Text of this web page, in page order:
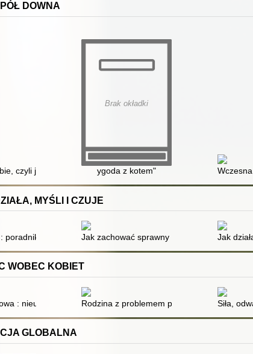
DOWNA
umysłowo, z dziecięcym porażeniem mózgowym,
diagnoza, edukacja, terapia
czyli jak w praktyce wspierać seksualność osób z zespołem
Brak okładki
ygoda z kotem"
MYŚLI I CZUJE
poradnik dla rodzicówJak zachować sprawny umysł przez całe
Jak
WOBEC KOBIET
przemocy
: nieustanne poszukiwanie najlepszych rozwiązań prawnych
Rodzina z problemem przemocy jakoSiła,
GLOBALNA